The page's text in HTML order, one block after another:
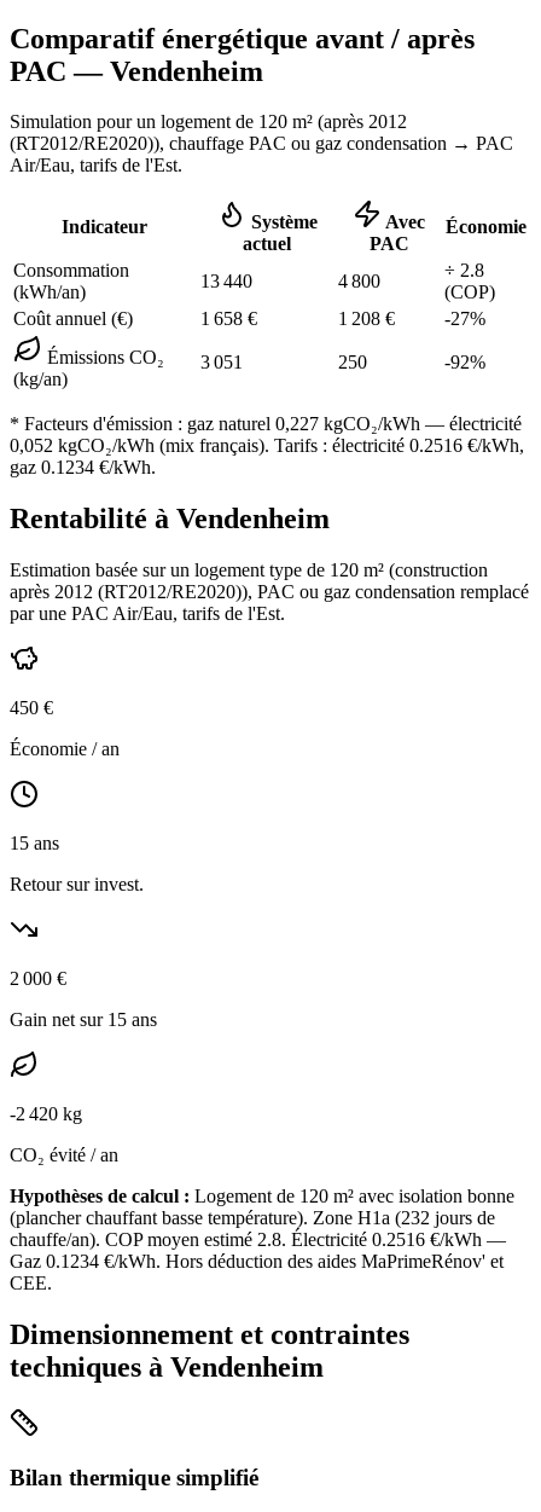
Comparatif énergétique avant / après
PAC —Vendenheim
Simulation pour un logement de 120 m² (après 2012
(RT2012/RE2020)), chauffage PAC ou gaz condensation → PAC
Air/Eau, tarifs de l'Est.
Indicateur
Système
actuel
Avec
PAC
Économie
Consommation
(kWh/an)
13 440 4 800
÷ 2.8
(COP)
Coût annuel (€)
1 658 € 1 208 € -27%
Émissions CO₂
(kg/an)
3 051 250 -92%
* Facteurs d'émission : gaz naturel 0,227 kgCO₂/kWh — électricité
0,052 kgCO₂/kWh (mix français). Tarifs : électricité 0.2516 €/kWh,
gaz 0.1234 €/kWh.
Rentabilité à Vendenheim
Estimation basée sur un logement type de 120 m² (construction
après 2012 (RT2012/RE2020)), PAC ou gaz condensation remplacé
par une PAC Air/Eau, tarifs de l'Est.
450 €
Économie / an
15 ans
Retour sur invest.
2 000 €
Gain net sur 15 ans
-2 420 kg
CO₂ évité / an
Hypothèses de calcul : Logement de 120 m² avec isolation bonne
(plancher chauffant basse température). Zone H1a (232 jours de
chauffe/an). COP moyen estimé 2.8. Électricité 0.2516 €/kWh —
Gaz 0.1234 €/kWh. Hors déduction des aides MaPrimeRénov' et
CEE.
Dimensionnement et contraintes
techniques à Vendenheim
Bilan thermique simplifié